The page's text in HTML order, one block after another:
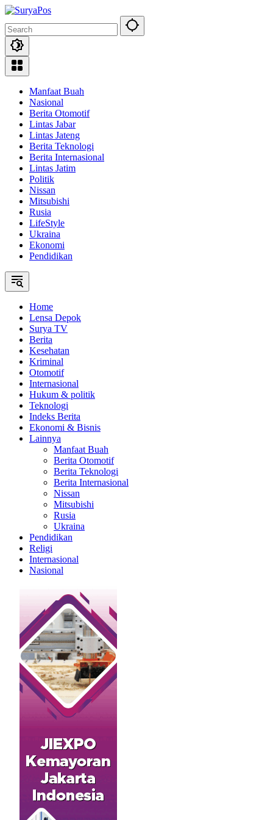
Skip
content
Manfaat Buah
Nasional
Berita Otomotif
Lintas Jabar
Lintas Jateng
Berita Teknologi
Berita Internasional
Lintas Jatim
Politik
Nissan
Mitsubishi
Rusia
LifeStyle
Ukraina
Ekonomi
Pendidikan
Home
Lensa Depok
Surya TV
Berita
Kesehatan
Kriminal
Otomotif
Internasional
Hukum & politik
Teknologi
Indeks Berita
Ekonomi & Bisnis
Lainnya
Manfaat Buah
Berita Otomotif
Berita Teknologi
Berita Internasional
Nissan
Mitsubishi
Rusia
Ukraina
Pendidikan
Religi
Internasional
Nasional